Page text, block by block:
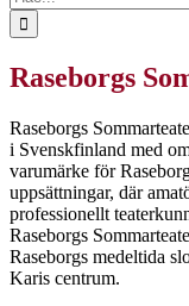
...
Raseborgs
Raseborgs
i Svenskfinland med
varumärke för
uppsättningar, där
professionellt
Raseborgs
Raseborgs medeltida
Karis centrum.